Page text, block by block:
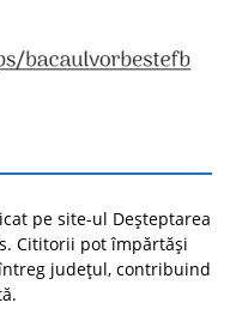
pe site-ul Deșteptarea
Cititorii pot împărtăși
județul, contribuind